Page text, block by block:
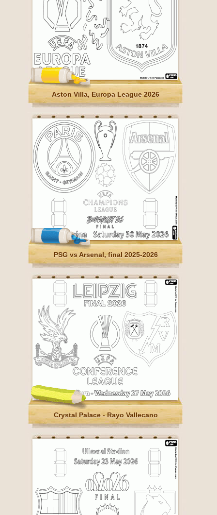
Aston Villa, Europa League 2026
PSG vs Arsenal, final 2025-2026
Crystal Palace - Rayo Vallecano